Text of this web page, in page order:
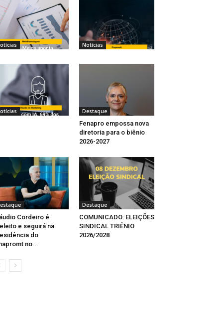
Notícias
Destaque
Fenapro empossa nova
diretoria para o biênio
2026-2027
Cordeiro é
e seguirá na
do
no...
Destaque
COMUNICADO: ELEIÇÕES
SINDICAL TRIÊNIO
2026/2028